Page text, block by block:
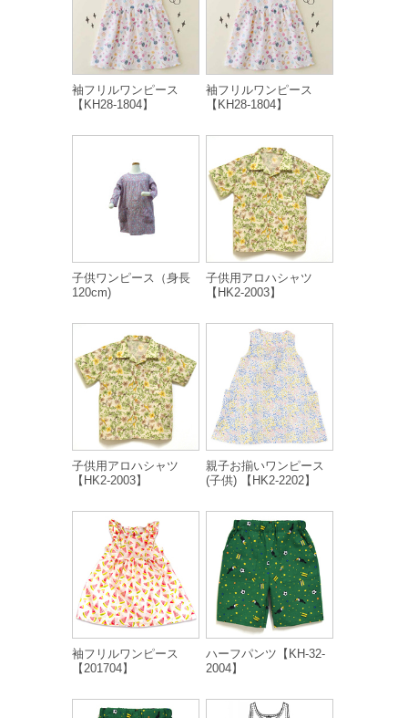
袖フリルワンピース
【KH28-1804】
袖フリルワンピース
【KH28-1804】
子供ワンピース（身長
120cm)
子供用アロハシャツ
【HK2-2003】
子供用アロハシャツ
【HK2-2003】
親子お揃いワンピース
(子供) 【HK2-2202】
袖フリルワンピース
【201704】
ハーフパンツ【KH-32-
2004】